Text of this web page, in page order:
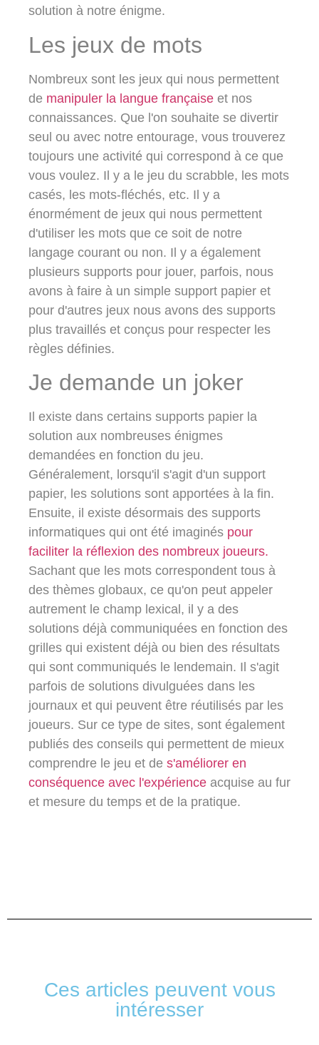
solution à notre énigme.
Les jeux de mots
Nombreux sont les jeux qui nous permettent
de manipuler la langue française et nos
connaissances. Que l'on souhaite se divertir
seul ou avec notre entourage, vous trouverez
toujours une activité qui correspond à ce que
vous voulez. Il y a le jeu du scrabble, les mots
casés, les mots-fléchés, etc. Il y a
énormément de jeux qui nous permettent
d'utiliser les mots que ce soit de notre
langage courant ou non. Il y a également
plusieurs supports pour jouer, parfois, nous
avons à faire à un simple support papier et
pour d'autres jeux nous avons des supports
plus travaillés et conçus pour respecter les
règles définies.
Je demande un joker
Il existe dans certains supports papier la
solution aux nombreuses énigmes
demandées en fonction du jeu.
Généralement, lorsqu'il s'agit d'un support
papier, les solutions sont apportées à la fin.
Ensuite, il existe désormais des supports
informatiques qui ont été imaginés pour
faciliter la réflexion des nombreux joueurs.
Sachant que les mots correspondent tous à
des thèmes globaux, ce qu'on peut appeler
autrement le champ lexical, il y a des
solutions déjà communiquées en fonction des
grilles qui existent déjà ou bien des résultats
qui sont communiqués le lendemain. Il s'agit
parfois de solutions divulguées dans les
journaux et qui peuvent être réutilisés par les
joueurs. Sur ce type de sites, sont également
publiés des conseils qui permettent de mieux
comprendre le jeu et de s'améliorer en
conséquence avec l'expérience acquise au fur
et mesure du temps et de la pratique.
Ces articles peuvent vous
intéresser